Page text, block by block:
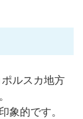
ルスカ地方
象的です。